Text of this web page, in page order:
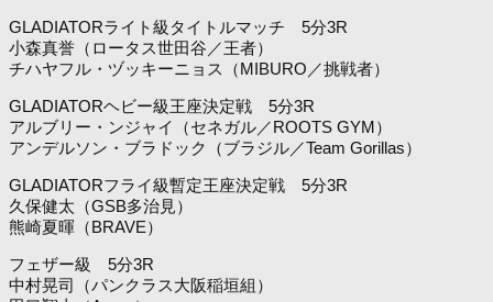
GLADIATORライト級タイトルマッチ 5分3R
小森真誉（ロータス世田谷／王者）
チハヤフル・ヅッキーニョス（MIBURO／挑戦者）
GLADIATORヘビー級王座決定戦 5分3R
アルブリー・ンジャイ（セネガル／ROOTS GYM）
アンデルソン・ブラドック（ブラジル／Team Gorillas）
GLADIATORフライ級暫定王座決定戦 5分3R
久保健太（GSB多治見）
熊崎夏暉（BRAVE）
フェザー級 5分3R
中村晃司（パンクラス大阪稲垣組）